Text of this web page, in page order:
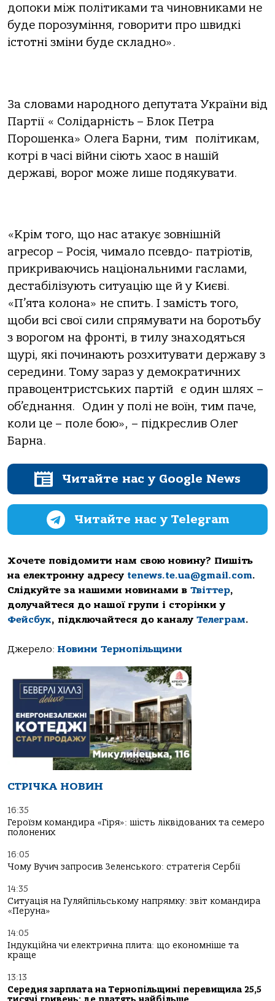
допоки між політиками та чиновниками не
буде порозуміння, говорити про швидкі
істотні зміни буде складно».
За словами народного депутата України від
Партії « Солідарність – Блок Петра
Порошенка» Олега Барни, тим політикам,
котрі в часі війни сіють хаос в нашій
державі, ворог може лише подякувати.
«Крім того, що нас атакує зовнішній
агресор – Росія, чимало псевдо- патріотів,
прикриваючись національними гаслами,
дестабілізують ситуацію ще й у Києві.
«П’ята колона» не спить. І замість того,
щоби всі свої сили спрямувати на боротьбу
з ворогом на фронті, в тилу знаходяться
щурі, які починають розхитувати державу з
середини. Тому зараз у демократичних
правоцентристських партій є один шлях –
об’єднання. Один у полі не воїн, тим паче,
коли це – поле бою», – підкреслив Олег
Барна.
Читайте нас у Google News
Читайте нас у Telegram
Хочете повідомити нам свою новину? Пишіть
на електронну адресу tenews.te.ua@gmail.com.
Слідкуйте за нашими новинами в Твіттер,
долучайтеся до нашої групи і сторінки у
Фейсбук, підключайтеся до каналу Телеграм.
Джерело: Новини Тернопільщини
СТРІЧКА НОВИН
16:35
Героїзм командира «Гіря»: шість ліквідованих та семеро
полонених
16:05
Чому Вучич запросив Зеленського: стратегія Сербії
14:35
Ситуація на Гуляйпільському напрямку: звіт командира
«Перуна»
14:05
Індукційна чи електрична плита: що економніше та
краще
13:13
Середня зарплата на Тернопільщині перевищила 25,5